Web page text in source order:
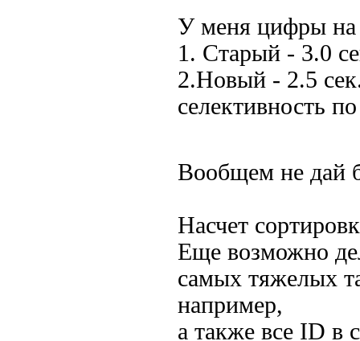
У меня цифры на
1. Старый - 3.0
2.Новый - 2.5
селективность
Вообщем не дай
Насчет
Еще возможно
самых тяжелых
например,
а также все ID в